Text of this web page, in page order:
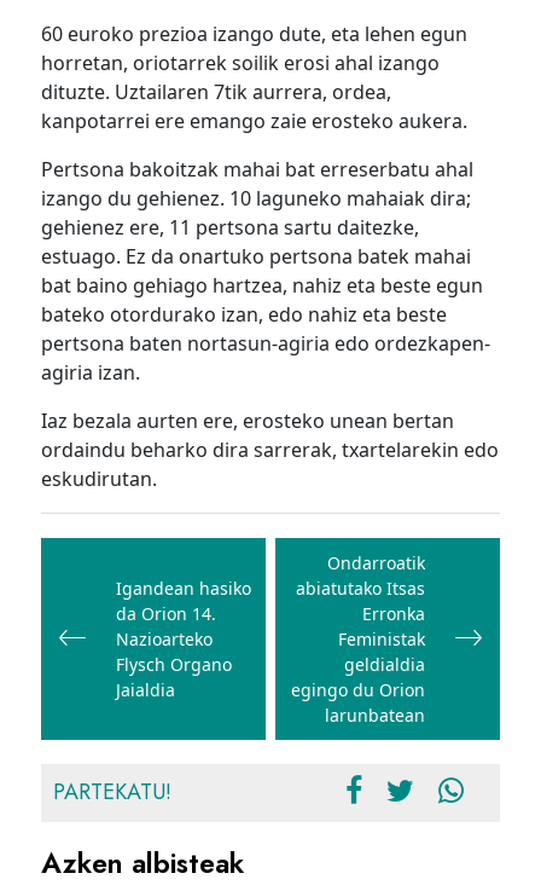
60 euroko prezioa izango dute, eta lehen egun
horretan, oriotarrek soilik erosi ahal izango
dituzte. Uztailaren 7tik aurrera, ordea,
kanpotarrei ere emango zaie erosteko aukera.
Pertsona bakoitzak mahai bat erreserbatu ahal
izango du gehienez. 10 laguneko mahaiak dira;
gehienez ere, 11 pertsona sartu daitezke,
estuago. Ez da onartuko pertsona batek mahai
bat baino gehiago hartzea, nahiz eta beste egun
bateko otordurako izan, edo nahiz eta beste
pertsona baten nortasun-agiria edo ordezkapen-
agiria izan.
Iaz bezala aurten ere, erosteko unean bertan
ordaindu beharko dira sarrerak, txartelarekin edo
eskudirutan.
Bidalketetan
nabigatuIgandean hasiko
da Orion 14.
Nazioarteko
Flysch Organo
Jaialdia
Ondarroatik
abiatutako Itsas
Erronka
Feministak
geldialdia
egingo du Orion
larunbatean
PARTEKATU!
Azken albisteak